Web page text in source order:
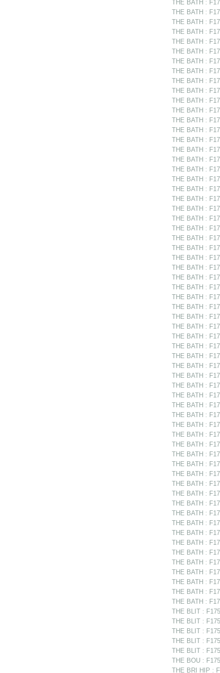
THE BATH :
THE BATH :
THE BATH :
THE BATH :
THE BATH :
THE BATH :
THE BATH :
THE BATH :
THE BATH :
THE BATH :
THE BATH :
THE BATH :
THE BATH :
THE BATH :
THE BATH :
THE BATH :
THE BATH :
THE BATH :
THE BATH :
THE BATH :
THE BATH :
THE BATH :
THE BATH :
THE BATH :
THE BATH :
THE BATH :
THE BATH :
THE BATH :
THE BATH :
THE BATH :
THE BATH :
THE BATH :
THE BATH :
THE BATH :
THE BATH :
THE BATH :
THE BATH :
THE BATH :
THE BATH :
THE BATH :
THE BATH :
THE BATH :
THE BATH :
THE BATH :
THE BATH :
THE BATH :
THE BATH :
THE BATH :
THE BATH :
THE BATH :
THE BATH :
THE BATH :
THE BATH :
THE BATH :
THE BATH :
THE BATH :
THE BATH :
THE BATH :
THE BATH :
THE BATH :
THE BATH :
THE BATH :
THE BLIT :
THE BLIT :
THE BLIT :
THE BLIT :
THE BLIT :
THE BOU :
THE BRI HIP :